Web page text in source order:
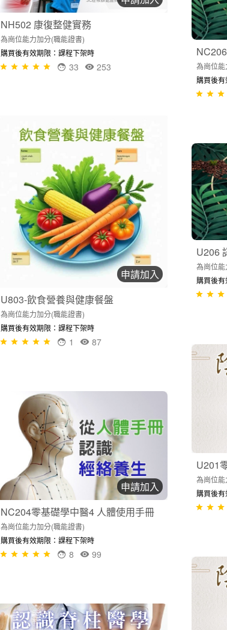
NH502 康復整健實務
為崗位能力加分(職能證書)
購買後有效期限：課程下架時
253
33
為崗位
購買後
申請加入
U803-飲食營養與健康餐盤
為崗位能力加分(職能證書)
購買後有效期限：課程下架時
87
1
U206
為崗位
購買後
U201
為崗位
購買後
申請加入
NC204零基礎學中醫4 人體使用手冊
為崗位能力加分(職能證書)
購買後有效期限：課程下架時
99
8